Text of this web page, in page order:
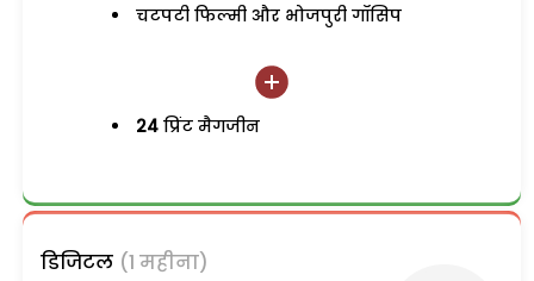
चटपटी फिल्मी और भोजपुरी गॉसिप
24 प्रिंट मैगजीन
डिजिटल (1 महीना)